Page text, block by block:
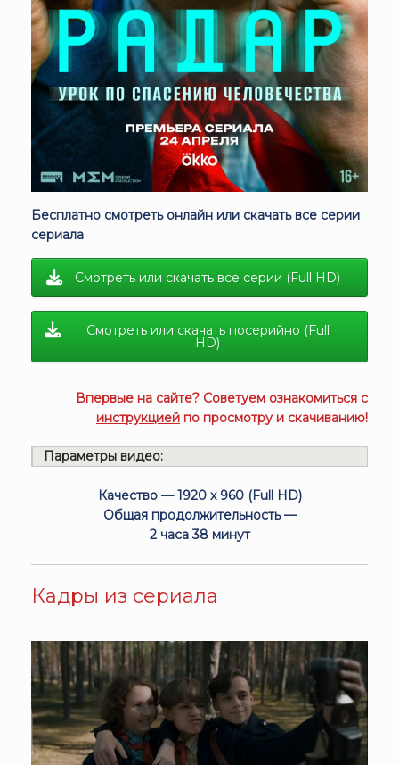
Бесплатно смотреть онлайн или скачать все серии
сериала
Смотреть или скачать все серии (Full HD)
Смотреть или скачать посерийно (Full
HD)
Впервые на сайте? Советуем ознакомиться с
инструкцией по просмотру и скачиванию!
Параметры видео:
Качество — 1920 x 960 (Full HD)
Общая продолжительность —
2 часа 38 минут
Кадры из сериала